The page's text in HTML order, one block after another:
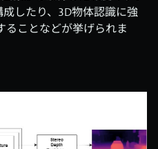
したり、3D物体認識に強
ることなどが挙げられま